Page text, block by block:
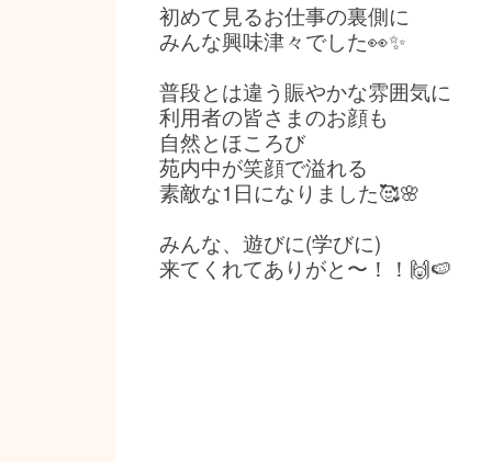
初めて見るお仕事の裏側に
みんな興味津々でした👀✨
普段とは違う賑やかな雰囲気に
利用者の皆さまのお顔も
自然とほころび
苑内中が笑顔で溢れる
素敵な1日になりました🥰🌸
みんな、遊びに(学びに)
来てくれてありがと〜！！🙌🍉